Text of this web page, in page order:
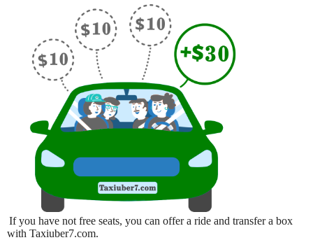
If you have not free seats, you can offer a ride and transfer a box
with Taxiuber7.com.